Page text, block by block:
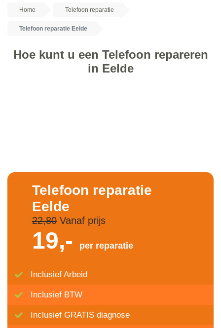
Home Telefoon reparatie
Telefoon reparatie Eelde
Hoe kunt u een Telefoon repareren
in Eelde
Telefoon reparatie
Eelde
22,80Vanaf prijs
19,- per reparatie
Inclusief Arbeid
Inclusief BTW
Inclusief GRATIS diagnose